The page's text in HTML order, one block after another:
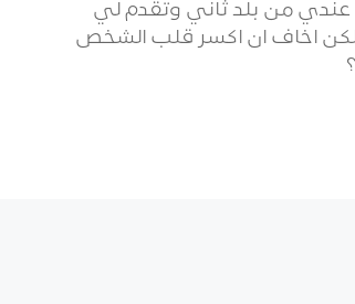
عندي من بلد ثاني وتقدم لي
اخاف ان اكسر قلب الشخص